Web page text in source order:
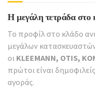
Η μεγάλη τετράδα στο
Το προφίλ στο κλάδο
μεγάλων
οι KLEEMANN, OTIS,
πρώτοι είναι
αγοράς.